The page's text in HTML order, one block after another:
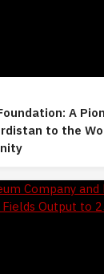
A
to the